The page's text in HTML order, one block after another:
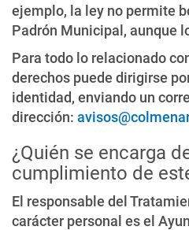
ejemplo, la ley no permite
Padrón Municipal, aunque
Para todo lo relacionado
derechos puede dirigirse
identidad, enviando un
dirección:
¿Quién se encarga
cumplimiento de
El responsable del
carácter personal es el